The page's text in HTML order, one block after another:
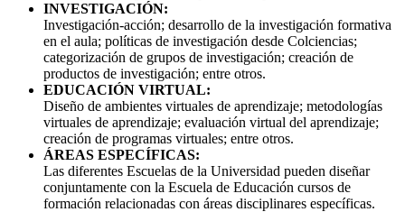
INVESTIGACIÓN:
Investigación-acción; desarrollo de la investigación formativa
en el aula; políticas de investigación desde Colciencias;
categorización de grupos de investigación; creación de
productos de investigación; entre otros.
EDUCACIÓN VIRTUAL:
Diseño de ambientes virtuales de aprendizaje; metodologías
virtuales de aprendizaje; evaluación virtual del aprendizaje;
creación de programas virtuales; entre otros.
ÁREAS ESPECÍFICAS:
Las diferentes Escuelas de la Universidad pueden diseñar
conjuntamente con la Escuela de Educación cursos de
formación relacionadas con áreas disciplinares específicas.